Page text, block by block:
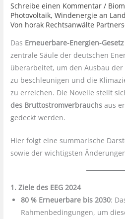
Schreibe einen Kommentar /
Photovoltaik,Windenergie an Land
Von horak Rechtsanwälte
Das Erneuerbare-Energien-Gesetz
zentrale Säule der deutschen
überarbeitet, um den Ausbau
zu beschleunigen und die
zu erreichen. Die Novelle stellt
des Bruttostromverbrauchs aus
gedeckt werden.
Hier folgt eine summarische
sowie der wichtigsten
1. Ziele des EEG 2024
80 % Erneuerbare bis 2030:
Rahmenbedingungen, um